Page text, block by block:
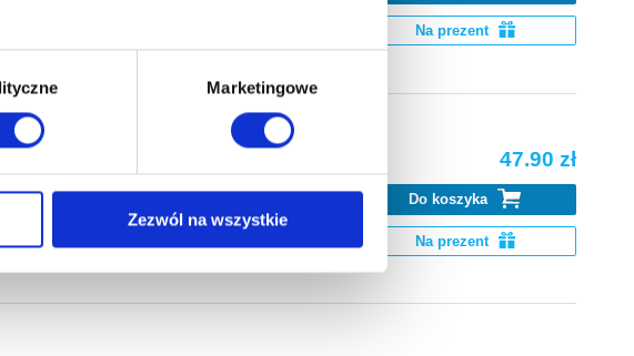
serwisu - są także takie, które wymagają
Marketingowe
Zezwól na wszystkie
Na prezent
47.90 zł
Do koszyka
Na prezent